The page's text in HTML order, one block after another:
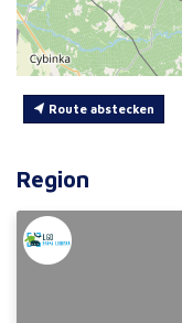
Route abstecken
Region